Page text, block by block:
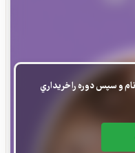
و سپس دوره را خريداري